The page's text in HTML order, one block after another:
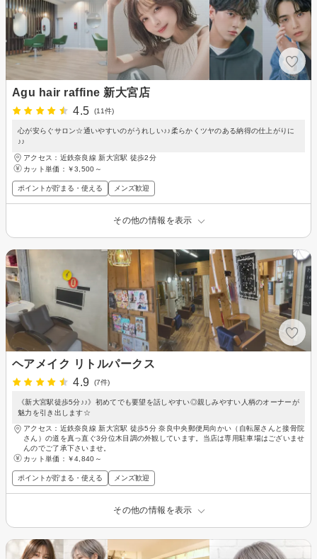
Agu hair raffine 新大宮店
4.5
(11件)
心が安らぐサロン☆通いやすいのがうれしい♪♪柔らかくツヤのある納得の仕上がりに
♪♪
アクセス：近鉄奈良線 新大宮駅 徒歩2分
カット単価： ￥3,500～
ポイントが貯まる・使える メンズ歓迎
その他の情報を表示
ヘアメイク リトルパークス
4.9
(7件)
《新大宮駅徒歩5分♪♪》初めてでも要望を話しやすい◎親しみやすい人柄のオーナーが
魅力を引き出します☆
アクセス：近鉄奈良線 新大宮駅 徒歩5分 奈良中央郵便局向かい（自転屋さんと接骨院
さん）の道を真っ直ぐ3分位木目調の外観しています。当店は専用駐車場はございませ
んのでご了承下さいませ。
カット単価： ￥4,840～
ポイントが貯まる・使える メンズ歓迎
その他の情報を表示